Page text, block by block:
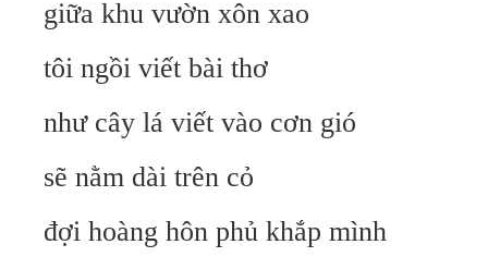
giữa khu vườn xôn xao
tôi ngồi viết bài thơ
như cây lá viết vào cơn gió
sẽ nằm dài trên cỏ
đợi hoàng hôn phủ khắp mình